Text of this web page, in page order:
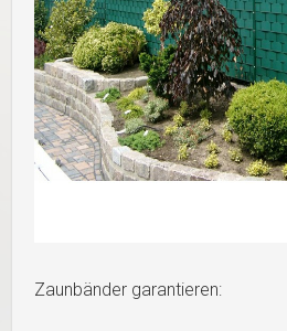
Zaunbänder garantieren: